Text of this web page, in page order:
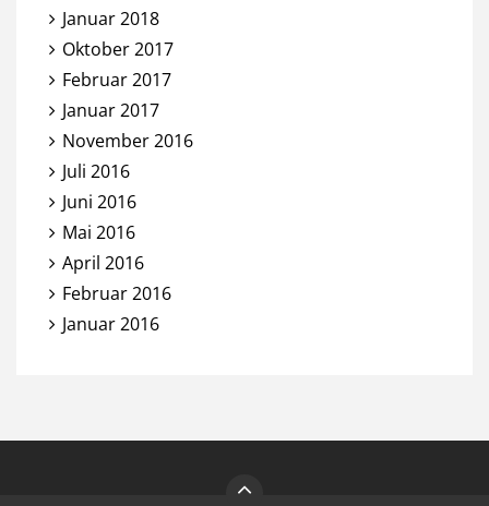
Januar 2018
Oktober 2017
Februar 2017
Januar 2017
November 2016
Juli 2016
Juni 2016
Mai 2016
April 2016
Februar 2016
Januar 2016